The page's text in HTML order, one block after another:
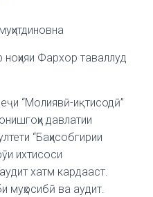
Фархор таваллуд
“Молиявӣ-иқтисодӣ”
давлатии
“Баҳисобгирии
ихтисоси
хатм кардааст.
муҳосибӣ ва аудит.